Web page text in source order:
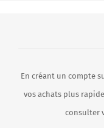
En créant un compte
vos achats plus
consulter